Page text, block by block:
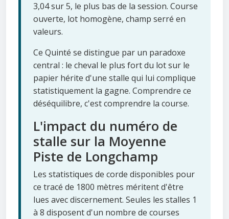
3,04 sur 5, le plus bas de la session. Course
ouverte, lot homogène, champ serré en
valeurs.
Ce Quinté se distingue par un paradoxe
central : le cheval le plus fort du lot sur le
papier hérite d'une stalle qui lui complique
statistiquement la gagne. Comprendre ce
déséquilibre, c'est comprendre la course.
L'impact du numéro de
stalle sur la Moyenne
Piste de Longchamp
Les statistiques de corde disponibles pour
ce tracé de 1800 mètres méritent d'être
lues avec discernement. Seules les stalles 1
à 8 disposent d'un nombre de courses